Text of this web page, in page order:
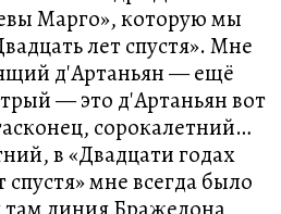
Марго», которую мы
лет спустя». Мне
д'Артаньян — ещё
— это д'Артаньян вот
сорокалетний…
в «Двадцати годах
спустя» мне всегда было